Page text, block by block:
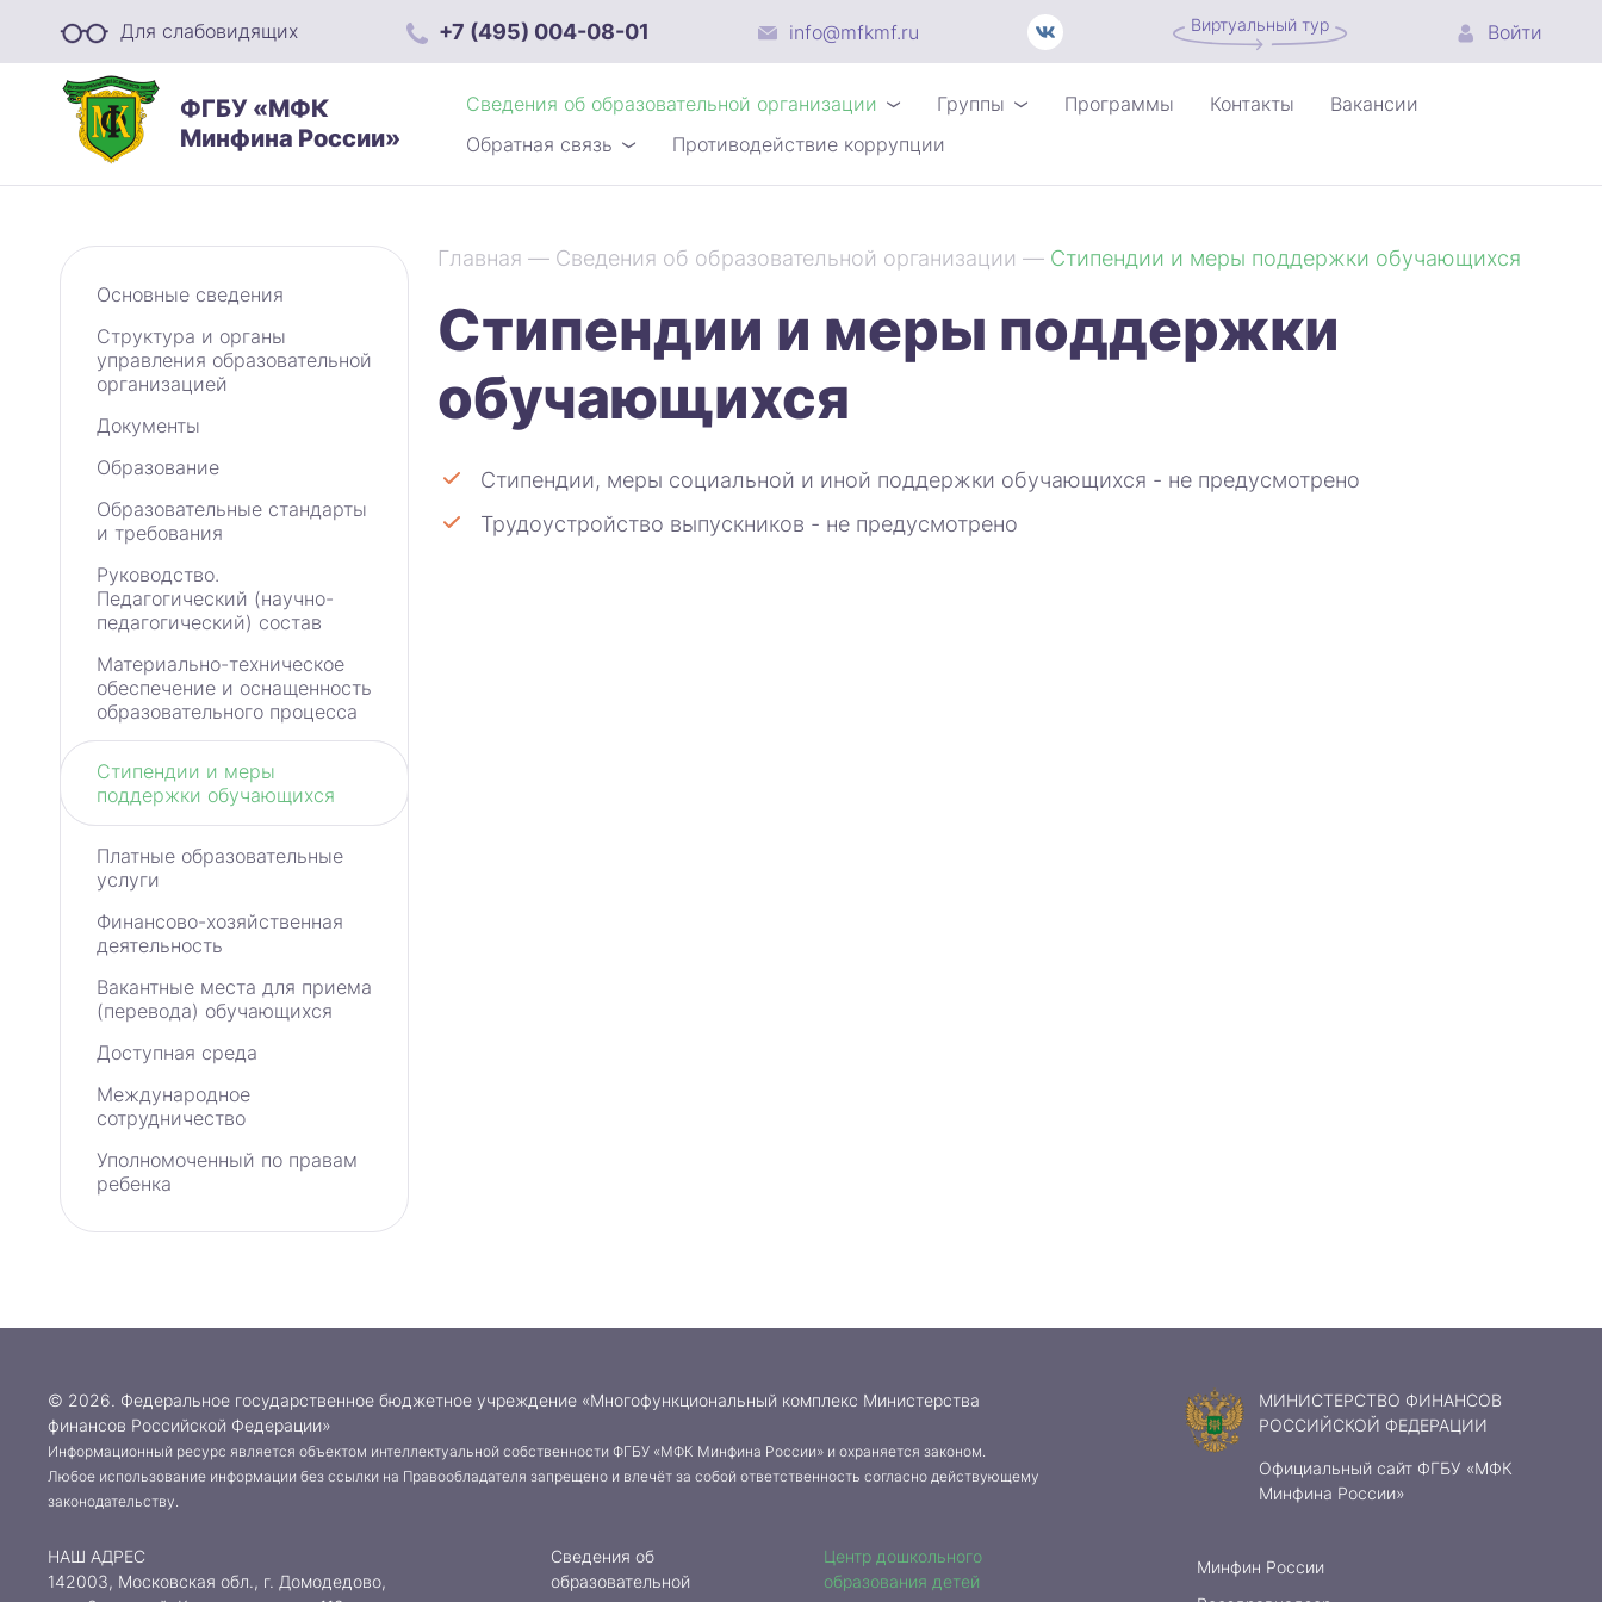
Для слабовидящих +7 (495) 004-08-01 info@mfkmf.ru Виртуальный тур Войти
ФГБУ «МФК
Минфина России»
Сведения об образовательной организации Группы Программы Контакты
Вакансии
Обратная связь
Противодействие коррупции
Основные сведения
Структура и органы
управления образовательной
организацией
Документы
Образование
Образовательные стандарты
и требования
Руководство.
Педагогический (научно-
педагогический) состав
Материально-техническое
обеспечение и оснащенность
образовательного процесса
Стипендии и меры
поддержки обучающихся
Платные образовательные
услуги
Финансово-хозяйственная
деятельность
Вакантные места для приема
(перевода) обучающихся
Доступная среда
Международное
сотрудничество
Уполномоченный по правам
ребенка
Главная — Сведения об образовательной организации — Стипендии и меры поддержки обучающихся
Стипендии и меры поддержки
обучающихся
Стипендии, меры социальной и иной поддержки обучающихся - не предусмотрено
Трудоустройство выпускников - не предусмотрено
© 2026. Федеральное государственное бюджетное учреждение «Многофункциональный комплекс Министерства
финансов Российской Федерации»
Информационный ресурс является объектом интеллектуальной собственности ФГБУ «МФК Минфина России» и охраняется законом.
Любое использование информации без ссылки на Правообладателя запрещено и влечёт за собой ответственность согласно действующему
законодательству.
НАШ АДРЕС
142003, Московская обл., г. Домодедово,
Сведения об
образовательной
Центр дошкольного
образования детей
МИНИСТЕРСТВО ФИНАНСОВ
РОССИЙСКОЙ ФЕДЕРАЦИИ
Официальный сайт ФГБУ «МФК
Минфина России»
Минфин России